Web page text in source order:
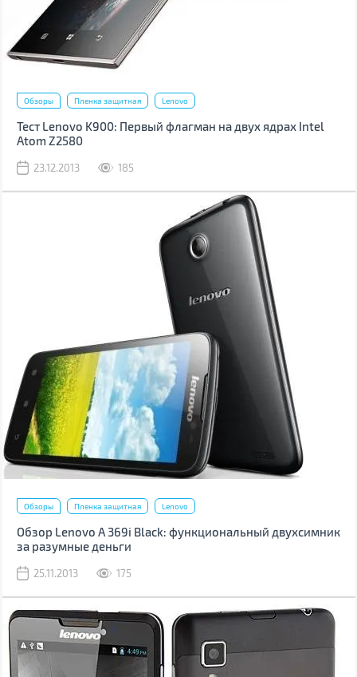
Обзоры Пленка защитная Lenovo
Тест Lenovo K900: Первый флагман на двух ядрах Intel
Atom Z2580
23.12.2013 185
Обзоры Пленка защитная Lenovo
Обзор Lenovo A 369i Black: функциональный двухсимник
за разумные деньги
25.11.2013 175